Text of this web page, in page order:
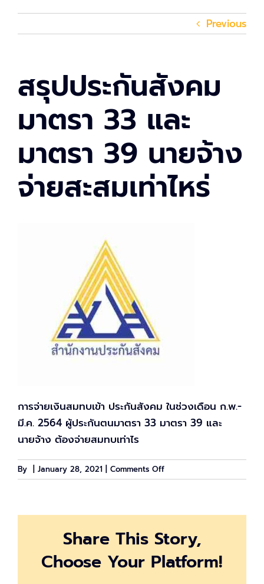
Previous
สรุปประกันสังคม
มาตรา 33 และ
มาตรา 39 นายจ้าง
จ่ายสะสมเท่าไหร่
การจ่ายเงินสมทบเข้า ประกันสังคม ในช่วงเดือน ก.พ.-
มี.ค. 2564 ผู้ประกันตนมาตรา 33 มาตรา 39 และ
นายจ้าง ต้องจ่ายสมทบเท่าไร
By January 28, 2021 Comments Offon
สรุป
33
และ
มาตรา
Share This Story,
Choose Your Platform!